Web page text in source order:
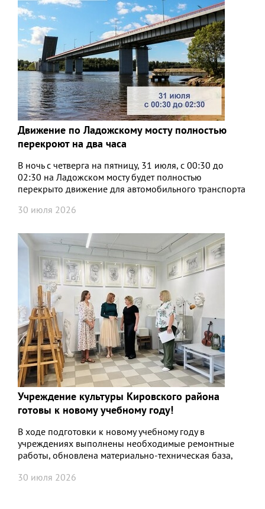
Движение по Ладожскому мосту полностью
перекроют на два часа
В ночь с четверга на пятницу, 31 июля, с 00:30 до
02:30 на Ладожском мосту будет полностью
перекрыто движение для автомобильного транспорта
30 июля 2026
Учреждение культуры Кировского района
готовы к новому учебному году!
В ходе подготовки к новому учебному году в
учреждениях выполнены необходимые ремонтные
работы, обновлена материально-техническая база,
30 июля 2026